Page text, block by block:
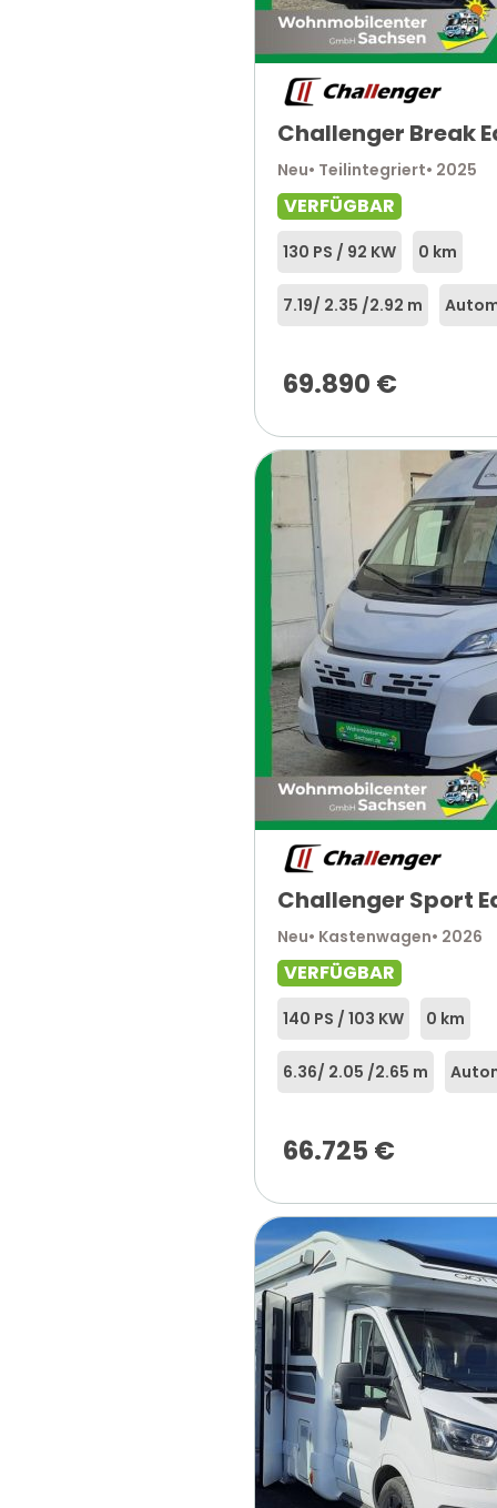
Challenger Break
Neu• Teilintegriert• 2025
VERFÜGBAR
130 PS / 92 KW 0 km
7.19/ 2.35 /2.92 m
69.890 €
Challenger Sport
Neu• Kastenwagen• 2026
VERFÜGBAR
140 PS / 103 KW 0 km
6.36/ 2.05 /2.65 m
66.725 €